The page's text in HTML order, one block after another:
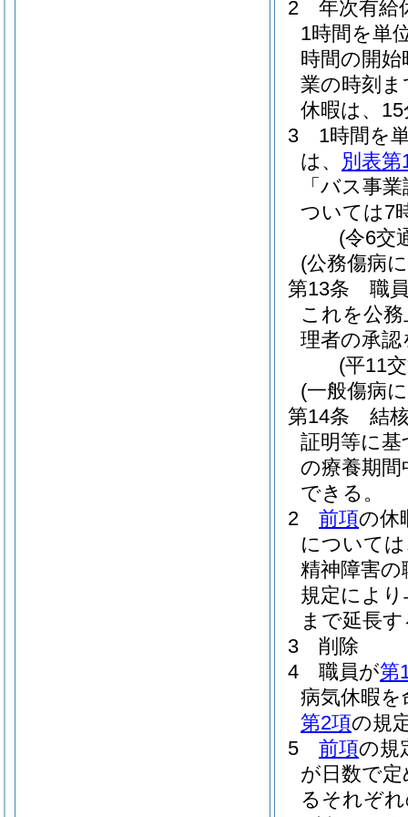
2
年次有給
1時間を単
時間の開
業の時刻
休暇は、
3
1時間を
は、 別表第
「バス事
ついては7
(令6交
(公務傷病
第13条
職
これを公
理者の承
(平11
(一般傷病
第14条
結
証明等に
の療養期
できる。
2
前項の休
について
精神障害
規定によ
まで延長
3
削除
4
職員が第
病気休暇
第2項の規
5
前項の規
が日数で
るそれぞ